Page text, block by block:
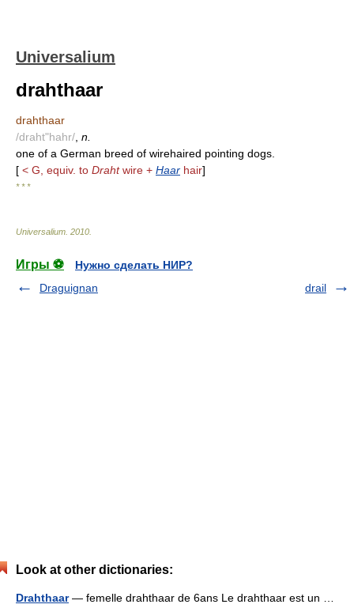
Universalium
drahthaar
drahthaar
/draht"hahr/ n.
one of a German breed of wirehaired pointing dogs.
[ < G, equiv. to Drahtwire + Haar hair]
* * *
Universalium 2010
Игры ⚽
Нужно сделать НИР?
Draguignan
drail
Look at other dictionaries:
Drahthaar— femelle drahthaar de 6ans Le drahthaar est un …